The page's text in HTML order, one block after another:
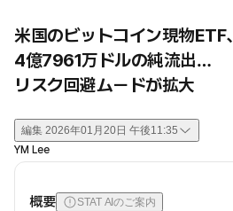
米国のビットコイン現物ETF、
4億7961万ドルの純流出…
リスク回避ムードが拡大
編集 2026年01月20日 午後11:35
YM Lee
概要 STAT AIのご案内